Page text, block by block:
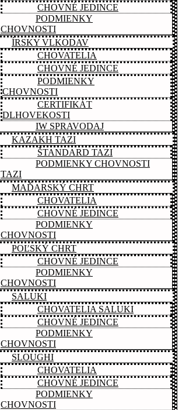
CHOVNÉ JEDINCE
PODMIENKY
CHOVNOSTI
ÍRSKY VLKODAV
CHOVATELIA
CHOVNÉ JEDINCE
PODMIENKY
CHOVNOSTI
CERTIFIKÁT
DLHOVEKOSTI
IW SPRAVODAJ
KAZAKH TAZI
ŠTANDARD TAZI
PODMIENKY CHOVNOSTI
TAZI
MAĎARSKÝ CHRT
CHOVATELIA
CHOVNÉ JEDINCE
PODMIENKY
CHOVNOSTI
POĽSKÝ CHRT
CHOVNÉ JEDINCE
PODMIENKY
CHOVNOSTI
SALUKI
CHOVATELIA SALUKI
CHOVNÉ JEDINCE
PODMIENKY
CHOVNOSTI
SLOUGHI
CHOVATELIA
CHOVNÉ JEDINCE
PODMIENKY
CHOVNOSTI